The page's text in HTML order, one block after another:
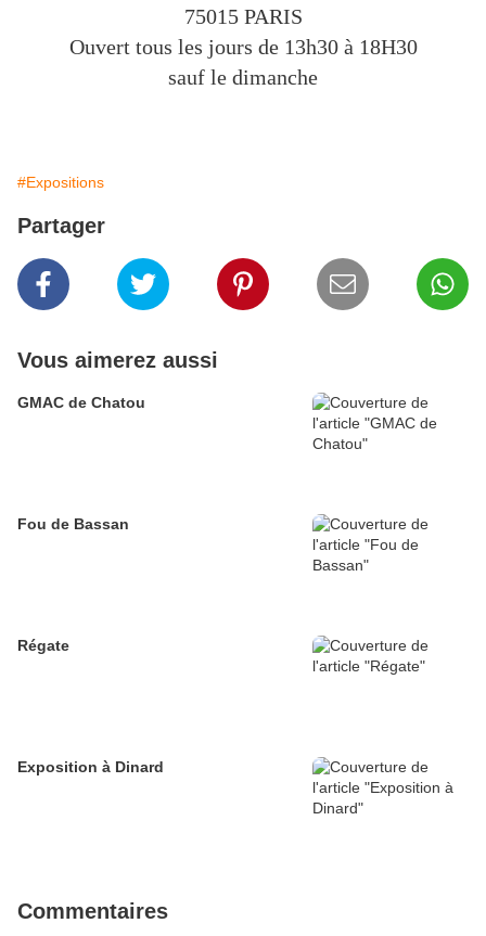
75015 PARIS
Ouvert tous les jours de 13h30 à 18H30
sauf le dimanche
#Expositions
Partager
Vous aimerez aussi
GMAC de Chatou
Fou de Bassan
Régate
Exposition à Dinard
Commentaires